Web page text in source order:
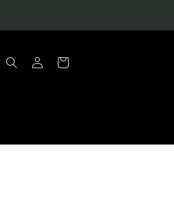
登
入
物